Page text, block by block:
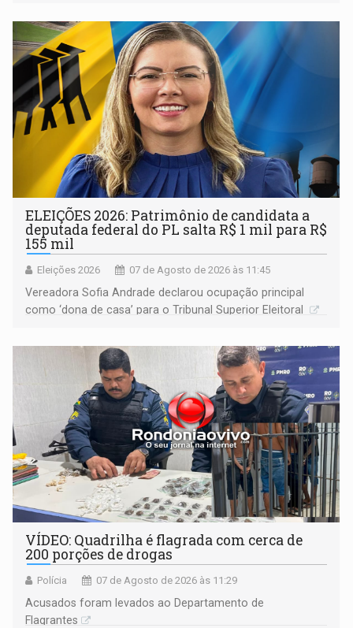
ELEIÇÕES 2026: Patrimônio de candidata a
deputada federal do PL salta R$ 1 mil para R$
155 mil
Eleições 2026 07 de Agosto de 2026 às 11:45
Vereadora Sofia Andrade declarou ocupação principal
como ‘dona de casa’ para o Tribunal Superior Eleitoral
VÍDEO: Quadrilha é flagrada com cerca de
200 porções de drogas
Polícia 07 de Agosto de 2026 às 11:29
Acusados foram levados ao Departamento de
Flagrantes